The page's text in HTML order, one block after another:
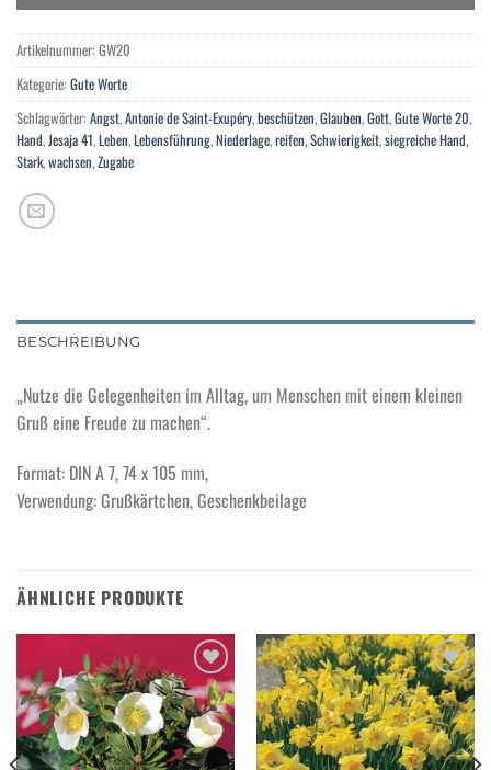
Artikelnummer: GW20
Kategorie: Gute Worte
Schlagwörter: Angst,Antonie de Saint-Exupéry,beschützen,Glauben,Gott,Gute Worte 20,
Hand,Jesaja 41,Leben,Lebensführung,Niederlage,reifen,Schwierigkeit,siegreiche Hand,
Stark,wachsen,Zugabe
BESCHREIBUNG
„Nutze die Gelegenheiten im Alltag, um Menschen mit einem kleinen
Gruß eine Freude zu machen“.
Format: DIN A 7, 74 x 105 mm,
Verwendung: Grußkärtchen, Geschenkbeilage
ÄHNLICHE PRODUKTE
Add to
wishlist
Add to
wishlist